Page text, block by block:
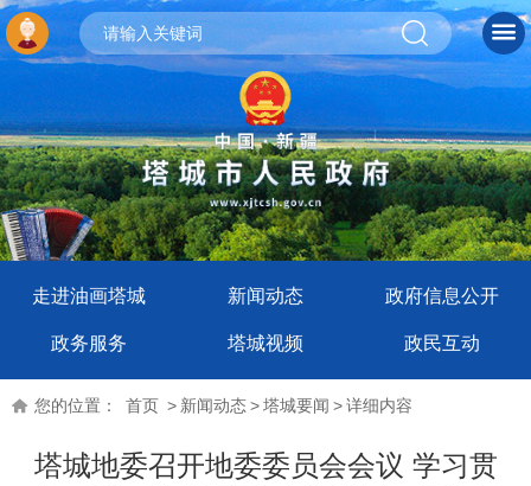
走进油画塔城 新闻动态 政府信息公开
政务服务 塔城视频 政民互动
您的位置： 首页 > 新闻动态>塔城要闻 >详细内容
塔城地委召开地委委员会会议 学习贯